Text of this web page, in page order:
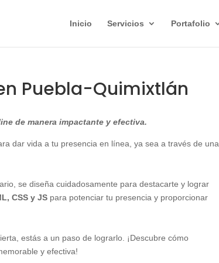
Inicio Servicios Portafolio
Puebla-Quimixtlán
de manera impactante y efectiva.
dar vida a tu presencia en línea, ya sea a través de una
se diseña cuidadosamente para destacarte y lograr
CSS y JS para potenciar tu presencia y proporcionar
estás a un paso de lograrlo. ¡Descubre cómo
y efectiva!